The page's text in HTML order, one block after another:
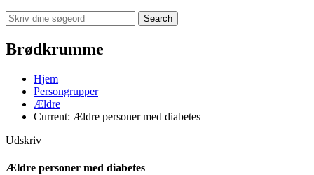
Search
Brødkrumme
Hjem
Persongrupper
Ældre
Current: Ældre personer med diabetes
Udskriv
Ældre personer med diabetes